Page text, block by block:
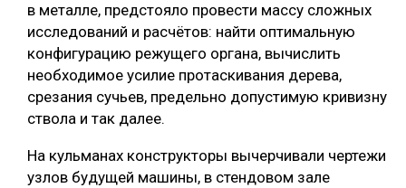
в металле, предстояло провести массу сложных
исследований и расчётов: найти оптимальную
конфигурацию режущего органа, вычислить
необходимое усилие протаскивания дерева,
срезания сучьев, предельно допустимую кривизну
ствола и так далее.
На кульманах конструкторы вычерчивали чертежи
узлов будущей машины, в стендовом зале